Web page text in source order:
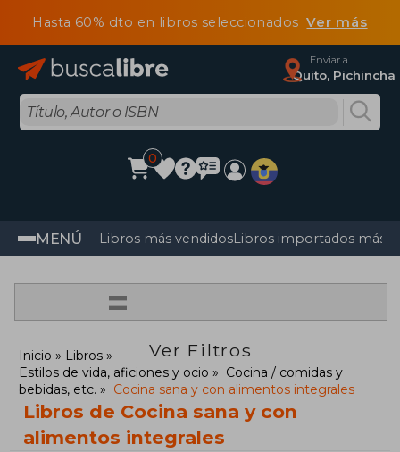
Hasta 60% dto en libros seleccionadosVer más
Enviar a
Quito, Pichincha
0
MENÚ Libros más vendidosLibros importados más
=
Ver Filtros
Inicio
Libros
Estilos de vida, aficiones y ocio
Cocina / comidas y
bebidas, etc.
Cocina sana y con alimentos integrales
Libros de Cocina sana y con
alimentos integrales